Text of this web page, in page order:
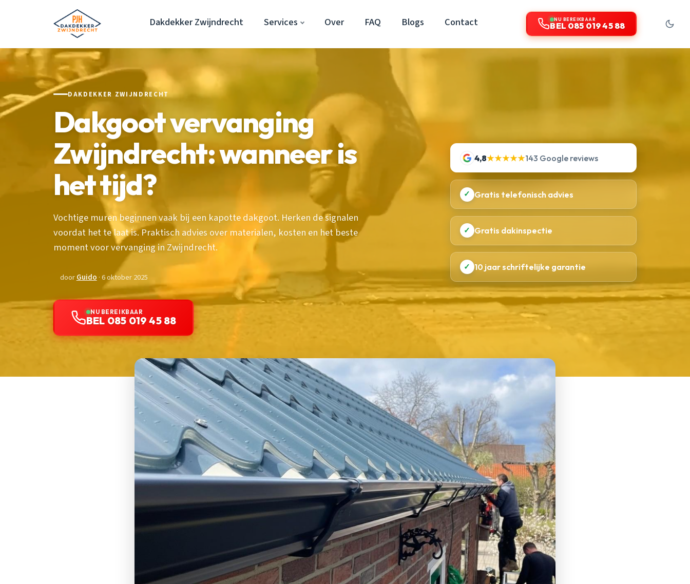
Dakdekker Zwijndrecht Services Over FAQ Blogs Contact NU BEREIKBAAR
BEL 085 019 45 88
DAKDEKKER ZWIJNDRECHT
Dakgoot vervanging
Zwijndrecht: wanneer is
het tijd?
Vochtige muren beginnen vaak bij een kapotte dakgoot. Herken de signalen
voordat het te laat is. Praktisch advies over materialen, kosten en het beste
moment voor vervanging in Zwijndrecht.
doorGuido · 6 oktober 2025
NU BEREIKBAAR
BEL 085 019 45 88
4,8★★★★★143 Google reviews
✓ Gratis telefonisch advies
✓ Gratis dakinspectie
✓ 10 jaar schriftelijke garantie